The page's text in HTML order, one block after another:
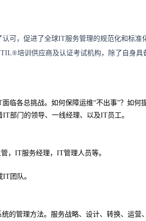
可，促进了全球IT服务管理的规范化和标
培训供应商及认证考试机构，除了自身
临各总挑战。如何保障运维“不出事”？如
部门的领导、一线经理、以及IT员工。
，IT服务经理，IT管理人员等。
团队。
的管理方法。服务战略、设计、转换、运